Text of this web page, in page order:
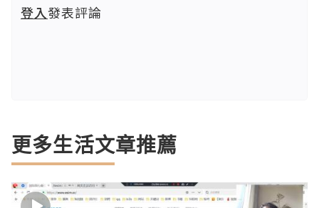
登入發表評論
更多生活文章推薦